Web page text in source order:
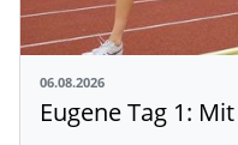
06.08.2026